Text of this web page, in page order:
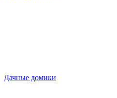
Дачные домики